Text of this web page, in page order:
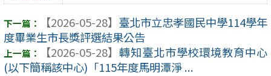
【2026-05-28】 臺北市立忠孝國民中學114學年
度畢業生市長獎評選結果公告
【2026-05-28】 轉知臺北市學校環境教育中心
(以下簡稱該中心)「115年度馬明潭淨 ...